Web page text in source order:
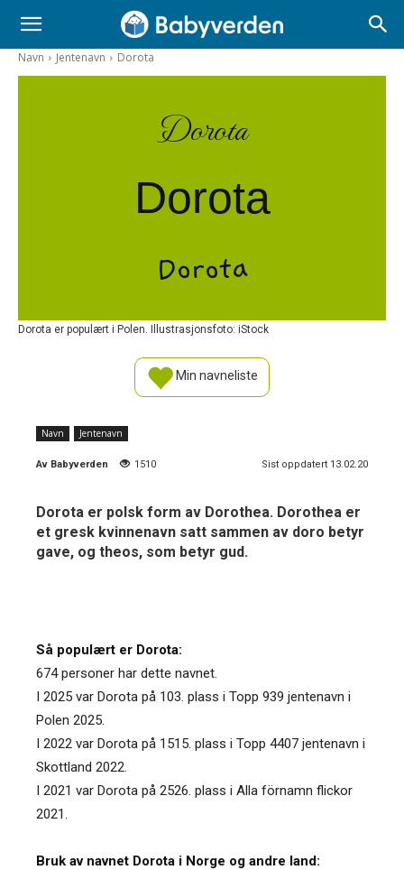
Navn Jentenavn Dorota
Dorota
Dorota
Dorota
Dorota er populært i Polen. Illustrasjonsfoto: iStock
Min navneliste
Navn Jentenavn
Av Babyverden 1510 Sist oppdatert 13.02.20
Dorota er polsk form av Dorothea. Dorothea er
et gresk kvinnenavn satt sammen av doro betyr
gave, og theos, som betyr gud.
Så populært er Dorota:
674 personer har dette navnet.
I 2025 var Dorota på 103. plass i Topp 939 jentenavn i
Polen 2025.
I 2022 var Dorota på 1515. plass i Topp 4407 jentenavn i
Skottland 2022.
I 2021 var Dorota på 2526. plass i Alla förnamn flickor
2021.
Bruk av navnet Dorota i Norge og andre land: